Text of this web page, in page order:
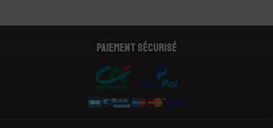
Paiement sécurisé